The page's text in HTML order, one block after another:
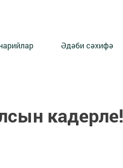
Әдәби сәхифә
кадерле!